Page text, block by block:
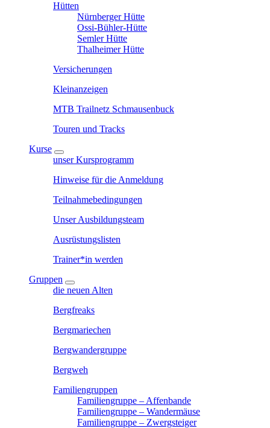
Hütten
Nürnberger Hütte
Ossi-Bühler-Hütte
Semler Hütte
Thalheimer Hütte
Versicherungen
Kleinanzeigen
MTB Trailnetz Schmausenbuck
Touren und Tracks
Kurse
unser Kursprogramm
Hinweise für die Anmeldung
Teilnahmebedingungen
Unser Ausbildungsteam
Ausrüstungslisten
Trainer*in werden
Gruppen
die neuen Alten
Bergfreaks
Bergmariechen
Bergwandergruppe
Bergweh
Familiengruppen
Familiengruppe – Affenbande
Familiengruppe – Wandermäuse
Familiengruppe – Zwergsteiger